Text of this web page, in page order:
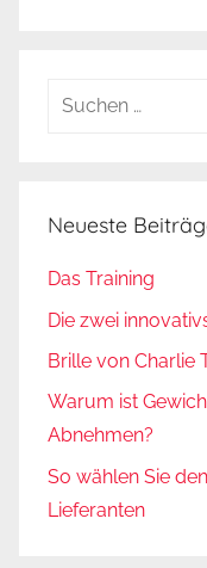
Suchen
Neueste
Das Training
Die zwei
Brille von Charlie
Warum ist
Abnehmen?
So wählen Sie
Lieferanten